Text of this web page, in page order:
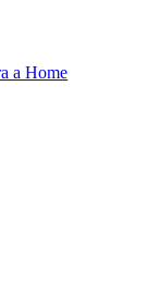
a Home